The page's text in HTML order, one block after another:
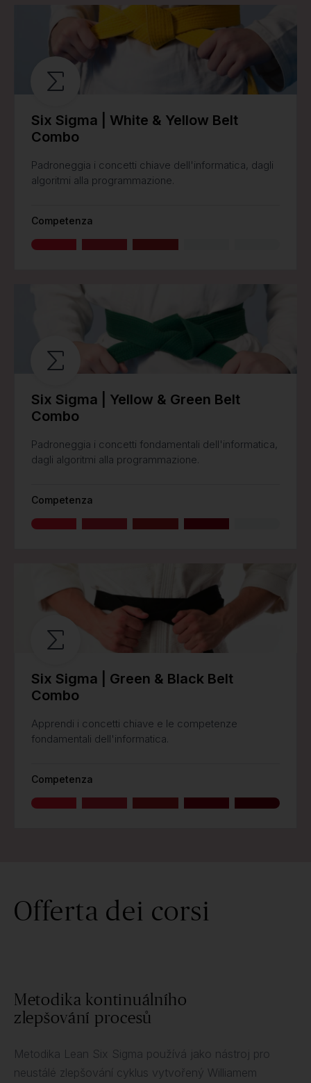
Six Sigma | White & Yellow Belt
Combo
Padroneggia i concetti chiave dell'informatica, dagli
algoritmi alla programmazione.
Competenza
Six Sigma | Yellow & Green Belt
Combo
Padroneggia i concetti fondamentali dell'informatica,
dagli algoritmi alla programmazione.
Competenza
Six Sigma | Green & Black Belt
Combo
Apprendi i concetti chiave e le competenze
fondamentali dell'informatica.
Competenza
Offerta dei corsi
Metodika kontinuálního
zlepšování procesů
Metodika Lean Six Sigma používá jako nástroj pro
neustálé zlepšování cyklus vytvořený Williamem